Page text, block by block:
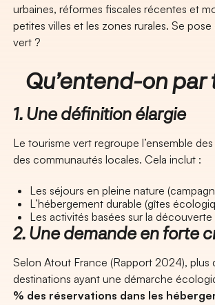
urbaines, réformes fiscales récentes et
petites villes et les zones rurales. Se
vert ?
Qu’entend-on
1. Une définition élargie
Le tourisme vert regroupe l’ensemble
des communautés locales. Cela inclut :
Les séjours en pleine nature
L’hébergement durable (gîtes
Les activités basées sur la
2. Une demande en forte
Selon Atout France (Rapport 2024), plus
destinations ayant une démarche
% des réservations dans les